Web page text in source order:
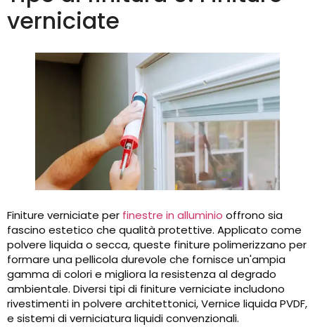
verniciate
Finiture verniciate per finestre in alluminio offrono sia
fascino estetico che qualità protettive. Applicato come
polvere liquida o secca, queste finiture polimerizzano per
formare una pellicola durevole che fornisce un'ampia
gamma di colori e migliora la resistenza al degrado
ambientale. Diversi tipi di finiture verniciate includono
rivestimenti in polvere architettonici, Vernice liquida PVDF,
e sistemi di verniciatura liquidi convenzionali.